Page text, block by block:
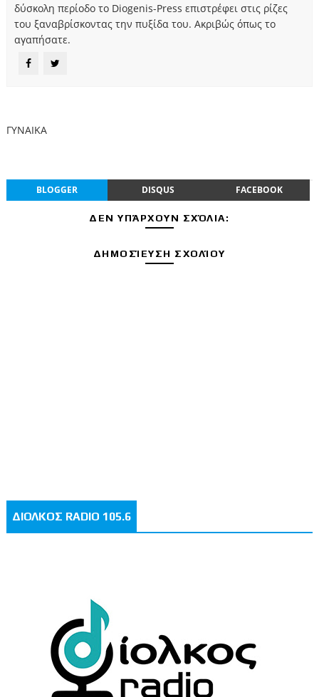
δύσκολη περίοδο το Diogenis-Press επιστρέφει στις ρίζες
του ξαναβρίσκοντας την πυξίδα του. Ακριβώς όπως το
αγαπήσατε.
ΓΥΝΑΙΚΑ
BLOGGER DISQUS FACEBOOK
ΔΕΝ ΥΠΆΡΧΟΥΝ ΣΧΌΛΙΑ:
ΔΗΜΟΣΊΕΥΣΗ ΣΧΟΛΊΟΥ
ΔΙΟΛΚΟΣ RADIO 105.6